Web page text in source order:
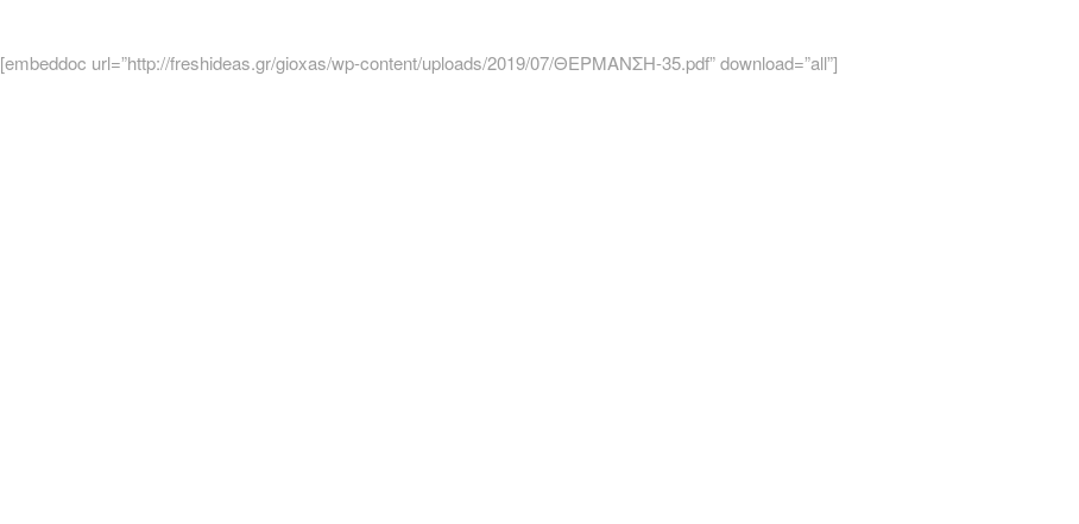
[embeddoc url=”http://freshideas.gr/gioxas/wp-content/uploads/2019/07/ΘΕΡΜΑΝΣΗ-35.pdf” download=”all”]